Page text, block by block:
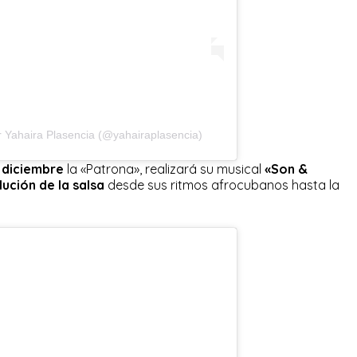
Plasencia (@yahairaplasencia)
diciembre la «Patrona», realizará su musical «Son &
de la salsa desde sus ritmos afrocubanos hasta la